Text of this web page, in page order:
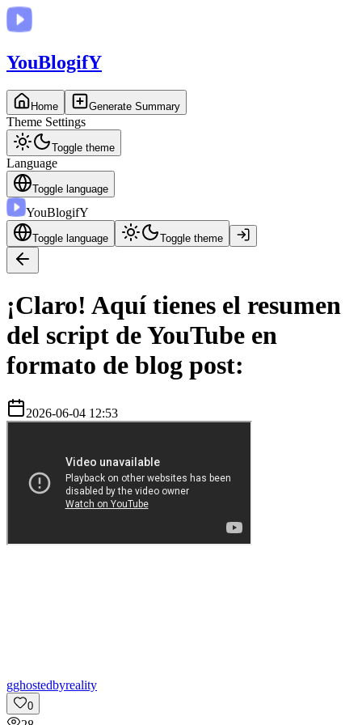
YouBlogifY
Home Generate Summary
Theme Settings
Toggle theme
Language
Toggle language
YouBlogifY
Toggle language Toggle theme
¡Claro! Aquí tienes el resumen
del script de YouTube en
formato de blog post:
2026-06-04 12:53
gghostedbyreality
0